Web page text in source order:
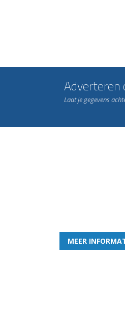
Adverteren
Laat je gegevens
MEER